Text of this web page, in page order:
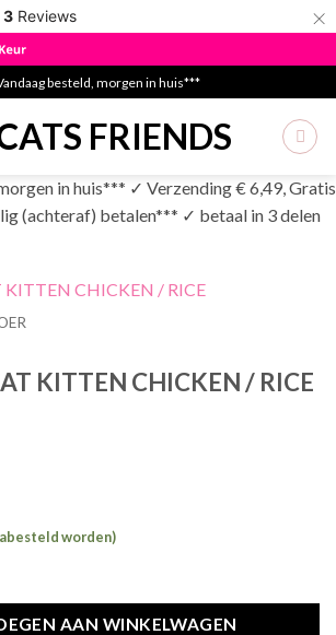
3 Reviews ×
besteld, morgen in huis***
in huis*** ✓ Verzending € 6,49, Gratis
(achteraf) betalen*** ✓ betaal in 3 delen
KITTEN CHICKEN / RICE
worden)
AAN WINKELWAGEN